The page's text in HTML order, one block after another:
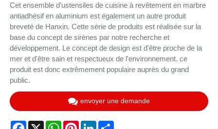
Cet ensemble d'ustensiles de cuisine à revêtement en marbre
antiadhésif en aluminium est également un autre produit
breveté de Hanxin. Cette série de produits est réalisée sur la
base du concept de sirènes par notre recherche et
développement. Le concept de design est d'être proche de la
mer et d'être sain et respectueux de l'environnement. ce
produit est donc extrêmement populaire auprès du grand
public.
envoyer une demande
Facebook
X WhatsAppPinterestLinkedIn